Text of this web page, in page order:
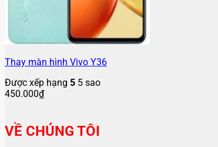
Thay màn hình Vivo Y36
Được xếp hạng 5 5 sao
450.000₫
VỀ CHÚNG TÔI